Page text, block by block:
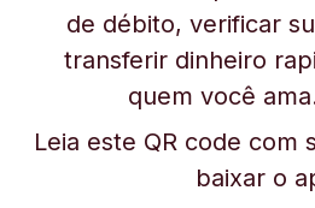
de débito, verificar
transferir dinheiro
quem você
Leia este QR code com
baixar o